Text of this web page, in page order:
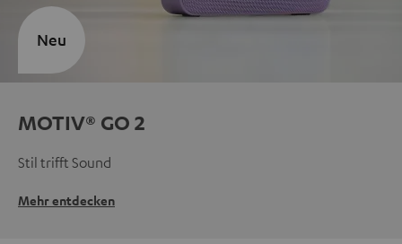
MOTIV® GO 2
Stil trifft Sound
Mehr entdecken
Neu